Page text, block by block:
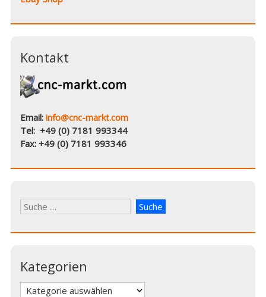
Kontakt
Email:info@cnc-markt.com
Tel: +49 (0) 7181 993344
Fax: +49 (0) 7181 993346
Kategorien
Kategorien